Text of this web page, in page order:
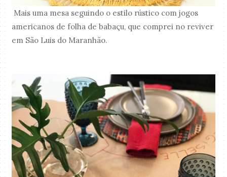
Mais uma mesa seguindo o estilo rústico com jogos
americanos de folha de babaçu, que comprei no reviver
em São Luis do Maranhão.